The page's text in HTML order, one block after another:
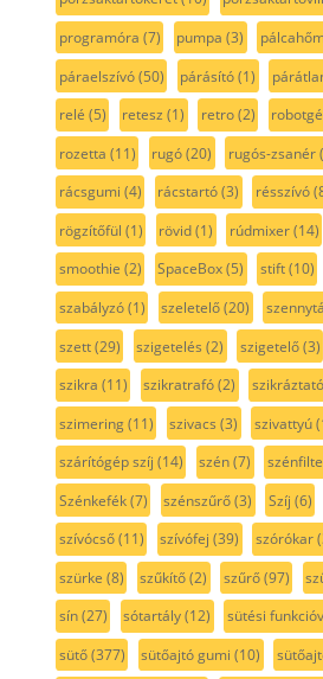
programóra (7) pumpa (3)
páraelszívó(50) párásító(1)
relé (5) retesz (1) retro(2)
rozetta (11) rugó(20) rugós-zsanér
rácsgumi (4) rácstartó(3) résszívó
rögzítőfül (1) rövid(1) rúdmixer(14)
smoothie (2) SpaceBox(5) stift(10)
szabályzó(1) szeletelő(20)
szett(29) szigetelés (2) szigetelő(3)
szikra (11) szikratrafó(2) szikráztató
szimering(11) szivacs (3) szivattyú
szárítógép szíj (14) szén(7)
Szénkefék(7) szénszűrő(3) Szíj (6)
szívócső(11) szívófej (39) szórókar
szürke (8) szűkítő(2) szűrő(97)
sín(27) sótartály(12) sütési
sütő(377) sütőajtó gumi (10)